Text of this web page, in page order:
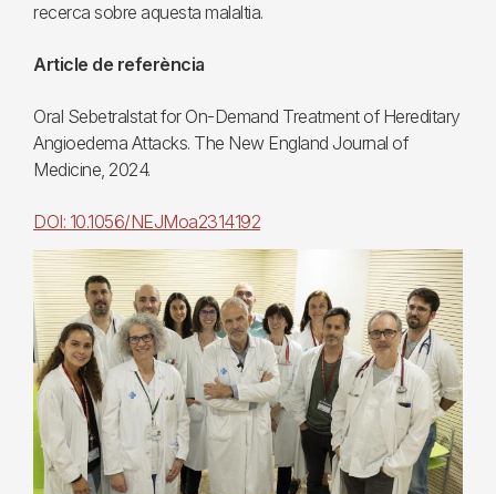
recerca sobre aquesta malaltia.
Article de referència
Oral Sebetralstat for On-Demand Treatment of Hereditary
Angioedema Attacks. The New England Journal of
Medicine, 2024.
DOI: 10.1056/NEJMoa2314192